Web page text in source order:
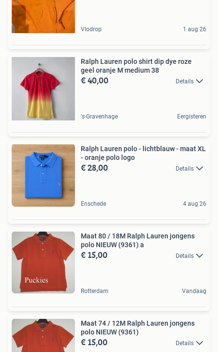
Vlodrop 1 aug 26
Ralph Lauren polo shirt dip dye roze
geel oranje M medium 38
€ 40,00 Details
's-Gravenhage Eergisteren
Ralph Lauren polo - lichtblauw - maat XL
- oranje polo logo
€ 28,00 Details
Enschede 4 aug 26
Maat 80 / 18M Ralph Lauren jongens
polo NIEUW (9361) a
€ 15,00 Details
Rotterdam Vandaag
Maat 74 / 12M Ralph Lauren jongens
polo NIEUW (9361)
€ 15,00 Details